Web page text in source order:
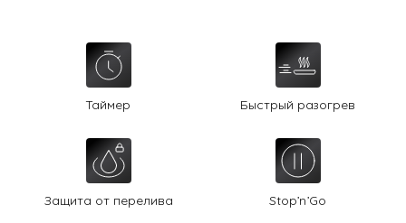
8 800 3333 887
Таймер Быстрый разогрев
Защита от перелива Stop’n’Go